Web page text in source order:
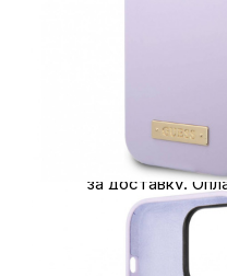
Экономьте время на
интернет-магазине
Доставка
доставки с
отдаленные
за доставку.
наличными
поступит на